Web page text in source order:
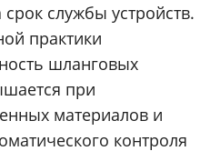
службы устройств.
практики
шланговых
при
материалов и
контроля